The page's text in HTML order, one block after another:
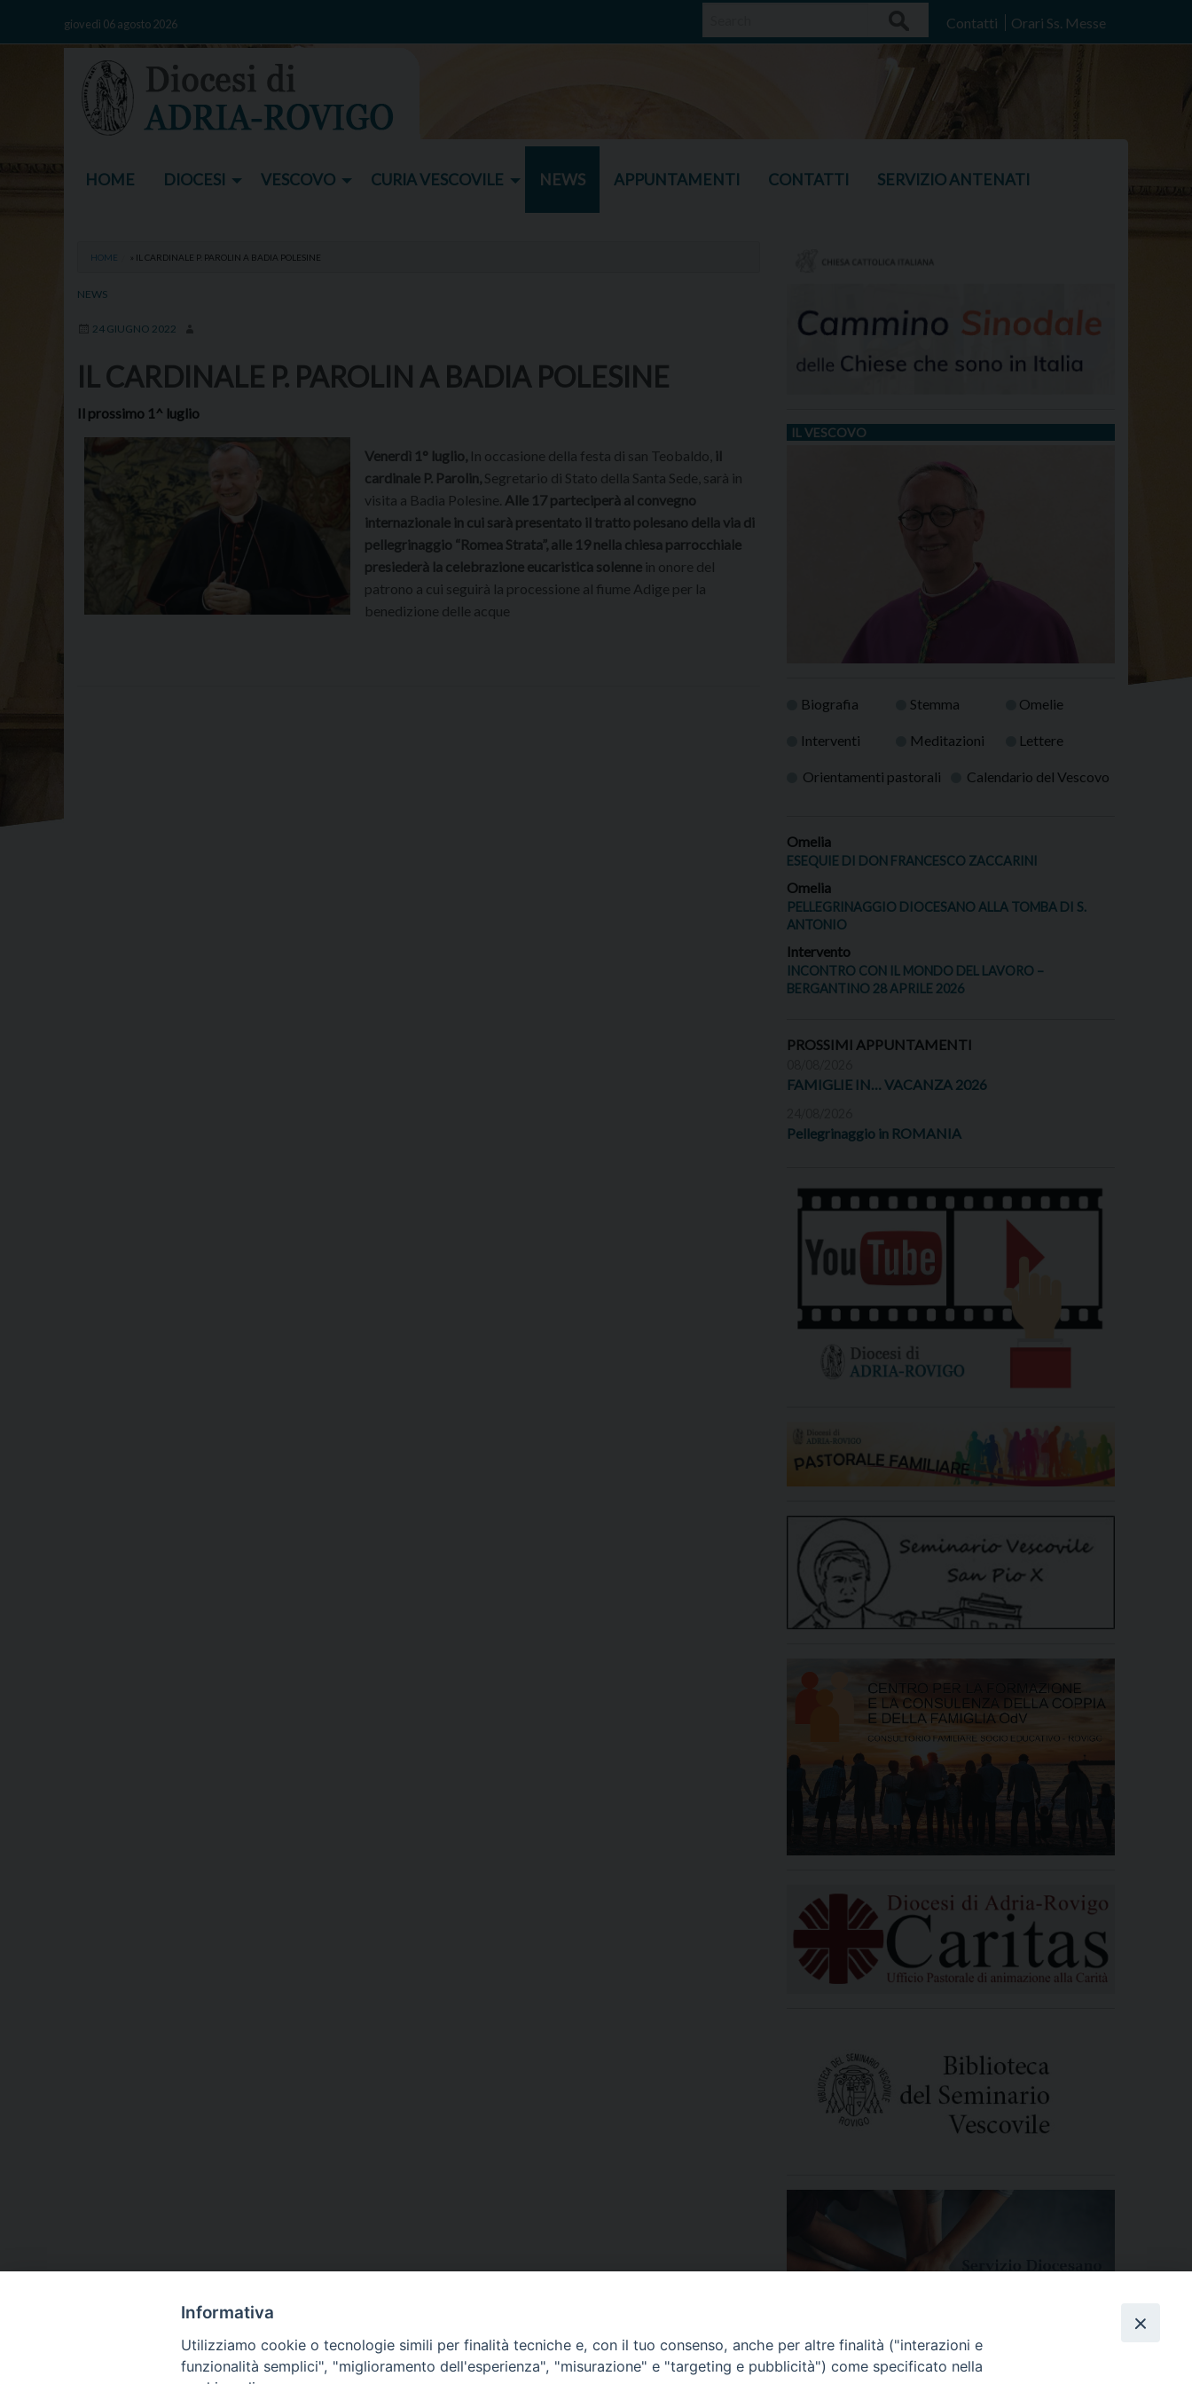
giovedì 06 agosto 2026 Contatti Orari Ss. Messe
HOME DIOCESI VESCOVO CURIA VESCOVILE NEWS APPUNTAMENTI CONTATTI SERVIZIO ANTENATI
HOME » IL CARDINALE P. PAROLIN A BADIA POLESINE
NEWS
24 GIUGNO 2022
IL CARDINALE P. PAROLIN A BADIA POLESINE
Il prossimo 1^ luglio
Venerdì 1° luglio, In occasione della festa di san Teobaldo, il
cardinale P. Parolin, Segretario di Stato della Santa Sede, sarà in
visita a Badia Polesine. Alle 17 parteciperà al convegno
internazionale in cui sarà presentato il tratto polesano della via di
pellegrinaggio “Romea Strata”, alle 19 nella chiesa parrocchiale
presiederà la celebrazione eucaristica solenne in onore del
patrono a cui seguirà la processione al fiume Adige per la
benedizione delle acque
IL VESCOVO
Biografia Stemma Omelie
Interventi Meditazioni Lettere
Orientamenti pastorali Calendario del Vescovo
Omelia
ESEQUIE DI DON FRANCESCO ZACCARINI
Omelia
PELLEGRINAGGIO DIOCESANO ALLA TOMBA DI S.
ANTONIO
Intervento
INCONTRO CON IL MONDO DEL LAVORO –
BERGANTINO 28 APRILE 2026
PROSSIMI APPUNTAMENTI
FAMIGLIE IN… VACANZA 2026
Pellegrinaggio in ROMANIA
Informativa
Utilizziamo cookie o tecnologie simili per finalità tecniche e, con il tuo consenso, anche per altre finalità ("interazioni e
funzionalità semplici", "miglioramento dell'esperienza", "misurazione" e "targeting e pubblicità") come specificato nella